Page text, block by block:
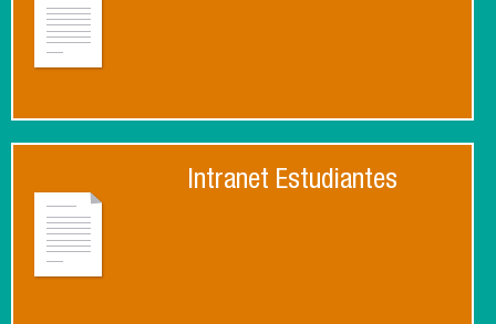
Intranet Estudiantes